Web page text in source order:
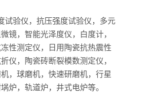
试验仪，抗压强度试验仪，多元
镜，智能光泽度仪，白度计，
性测定仪，日用陶瓷抗热震性
仪，陶瓷砖断裂模数测定仪，
，球磨机，快速研磨机，行星
炉，轨道炉，井式电炉等。